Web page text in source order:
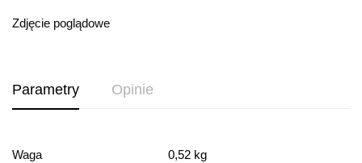
Zdjęcie poglądowe
Parametry Opinie
Waga
0,52 kg
Ocena i recenzja